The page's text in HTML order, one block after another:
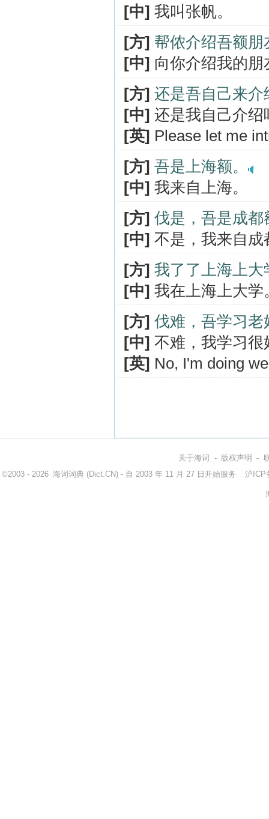
[中] 我叫张帆。
[方] 帮侬介绍吾额朋
[中] 向你介绍我的朋
[方] 还是吾自己来介
[中] 还是我自己介绍
[英] Please let me
[方] 吾是上海额。
[中] 我来自上海。
[方] 伐是，吾是成都
[中] 不是，我来自成
[方] 我了了上海上大
[中] 我在上海上大学
[方] 伐难，吾学习老
[中] 不难，我学习很
[英] No, I'm doing
关于海词 - 版权声明 -
©2003 - 2026 海词词典 (Dict.CN) - 自 2003 年 11 月 27 日开始服务 沪ICP